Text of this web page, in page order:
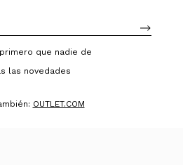
que nadie de
las novedades
OUTLET.COM